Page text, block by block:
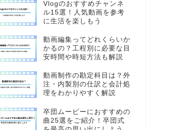
Vlogのおすすめチャンネ
ル15選！人気動画を参考
に生活を楽しもう
動画編集ってどれくらいか
かるの？工程別に必要な目
安時間や時短方法も解説
動画制作の勘定科目は？外
注・内製別の仕訳と会計処
理をわかりやすく解説
卒団ムービーにおすすめの
曲25選をご紹介！卒団式